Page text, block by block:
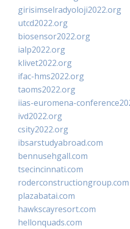
girisimselradyoloji2022.org
utcd2022.org
biosensor2022.org
ialp2022.org
klivet2022.org
ifac-hms2022.org
taoms2022.org
iias-euromena-
ivd2022.org
csity2022.org
ibsarstudyabroad.com
bennusehgall.com
tsecincinnati.com
roderconstructiongroup.com
plazabatai.com
hawkscayresort.com
hellonquads.com